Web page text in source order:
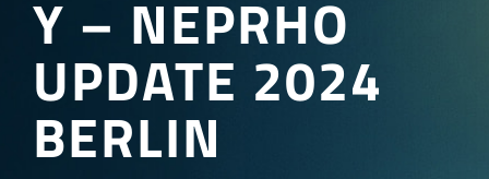
Y – NEPRHO
UPDATE 2024
BERLIN